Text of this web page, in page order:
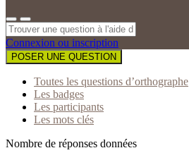
Connexion ou inscription
POSER UNE QUESTION
Toutes les questions d’orthographe
Les badges
Les participants
Les mots clés
Nombre de réponses données